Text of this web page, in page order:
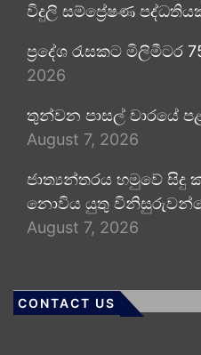
විදුලි සම්ප්‍රේෂණ
ප්‍රදේශ රැසකට මිලිමීටර
2026
තුන්වන පාසල් වාරයේ
August 7, 2026
ජාත්‍යන්තරය හමුවේ
නොවිය යුතු විනිසුරුවන්ගේ
August 7, 2026
CONTACT US